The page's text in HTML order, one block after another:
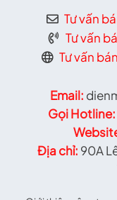
Tư vấn
Tư vấn
Tư vấn
Email:
Gọi Hotline:
Địa chỉ: 90A